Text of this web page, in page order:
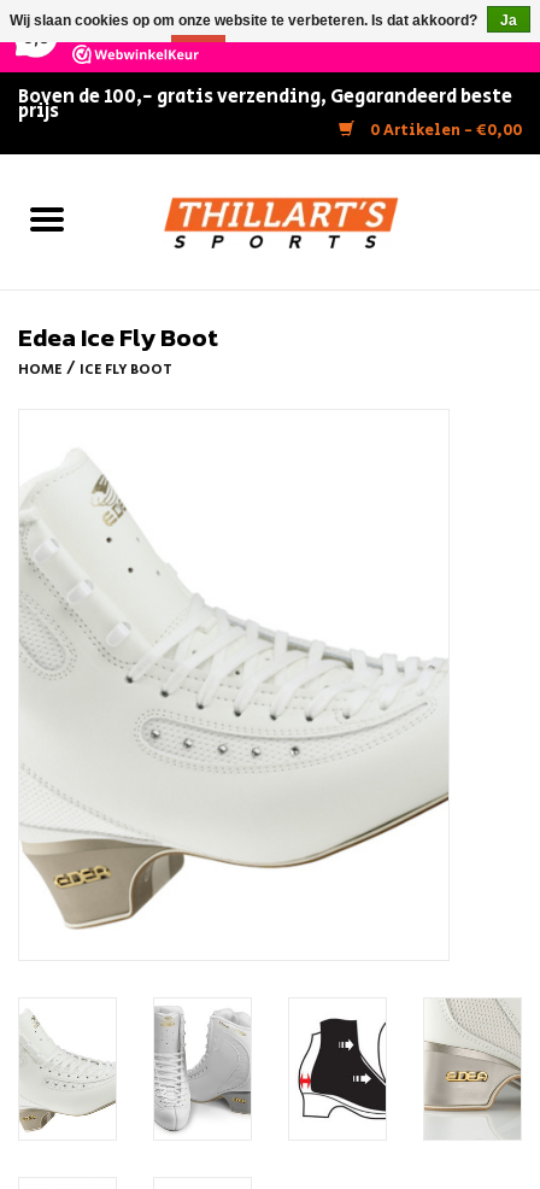
147 Reviews ×
Boven de 100,- gratis verzending, Gegarandeerd beste
prijs
0 Artikelen - €0,00
Home
IJshockey
FITNESS & ULTIMATE SHAPE
Schaatsen
Rolschaatsen
Merken
Gift Card
Edea Ice Fly Boot
HOME / ICE FLY BOOT
Wij slaan cookies op om onze website te verbeteren. Is dat akkoord?
Ja
Nee